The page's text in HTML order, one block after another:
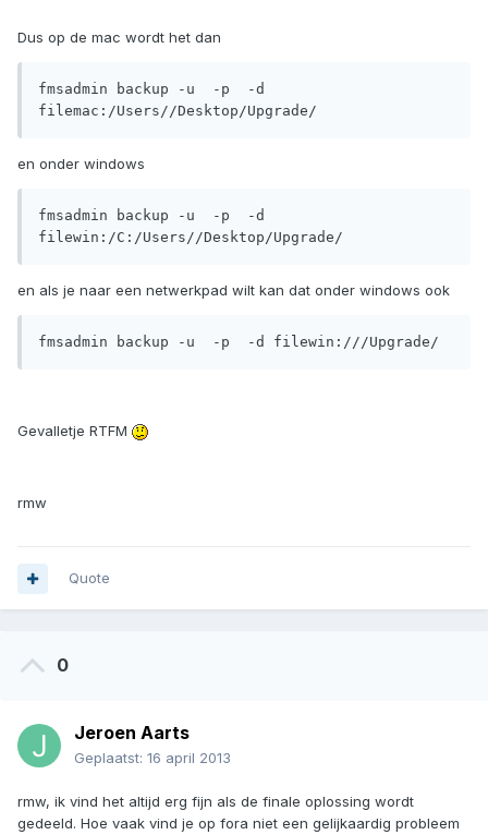
Dus op de mac wordt het dan
fmsadmin backup -u  -p  -d
filemac:/Users//Desktop/Upgrade/
en onder windows
fmsadmin backup -u  -p  -d
filewin:/C:/Users//Desktop/Upgrade/
en als je naar een netwerkpad wilt kan dat onder windows ook
fmsadmin backup -u  -p  -d filewin:///Upgrade/
Gevalletje RTFM
rmw
Quote
0
Jeroen Aarts
Geplaatst: 16 april 2013
rmw, ik vind het altijd erg fijn als de finale oplossing wordt
gedeeld. Hoe vaak vind je op fora niet een gelijkaardig probleem